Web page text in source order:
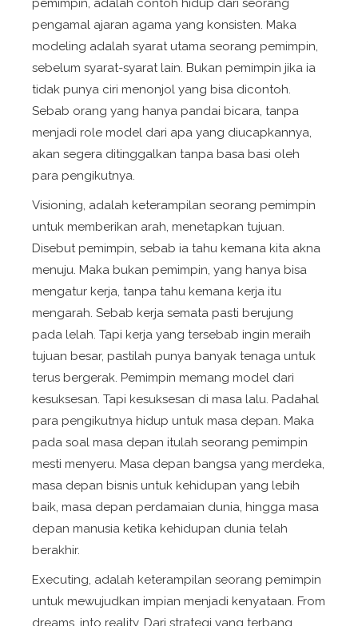
pemimpin, adalah contoh hidup dari seorang
pengamal ajaran agama yang konsisten. Maka
modeling adalah syarat utama seorang pemimpin,
sebelum syarat-syarat lain. Bukan pemimpin jika ia
tidak punya ciri menonjol yang bisa dicontoh.
Sebab orang yang hanya pandai bicara, tanpa
menjadi role model dari apa yang diucapkannya,
akan segera ditinggalkan tanpa basa basi oleh
para pengikutnya.
Visioning, adalah keterampilan seorang pemimpin
untuk memberikan arah, menetapkan tujuan.
Disebut pemimpin, sebab ia tahu kemana kita akna
menuju. Maka bukan pemimpin, yang hanya bisa
mengatur kerja, tanpa tahu kemana kerja itu
mengarah. Sebab kerja semata pasti berujung
pada lelah. Tapi kerja yang tersebab ingin meraih
tujuan besar, pastilah punya banyak tenaga untuk
terus bergerak. Pemimpin memang model dari
kesuksesan. Tapi kesuksesan di masa lalu. Padahal
para pengikutnya hidup untuk masa depan. Maka
pada soal masa depan itulah seorang pemimpin
mesti menyeru. Masa depan bangsa yang merdeka,
masa depan bisnis untuk kehidupan yang lebih
baik, masa depan perdamaian dunia, hingga masa
depan manusia ketika kehidupan dunia telah
berakhir.
Executing, adalah keterampilan seorang pemimpin
untuk mewujudkan impian menjadi kenyataan. From